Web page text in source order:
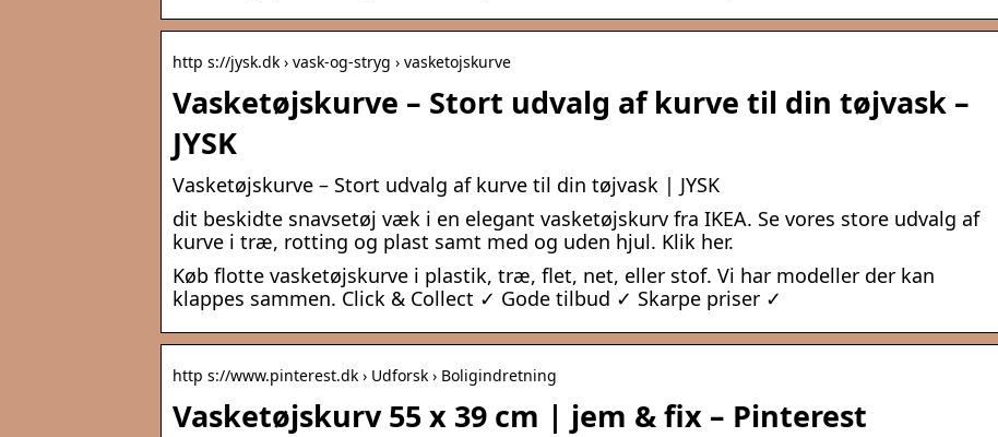
http s://jysk.dk › vask-og-stryg › vasketojskurve
Vasketøjskurve – Stort udvalg af kurve til din tøjvask –
JYSK
Vasketøjskurve – Stort udvalg af kurve til din tøjvask | JYSK
dit beskidte snavsetøj væk i en elegant vasketøjskurv fra IKEA. Se vores store udvalg af
kurve i træ, rotting og plast samt med og uden hjul. Klik her.
Køb flotte vasketøjskurve i plastik, træ, flet, net, eller stof. Vi har modeller der kan
klappes sammen. Click & Collect ✓ Gode tilbud ✓ Skarpe priser ✓
http s://www.pinterest.dk › Udforsk › Boligindretning
Vasketøjskurv 55 x 39 cm | jem & fix – Pinterest